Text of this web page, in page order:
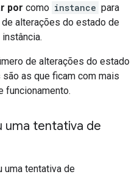
por como instance para
alterações do estado de
de alterações do estado
as que ficam com mais
funcionamento.
uma tentativa de
uma tentativa de